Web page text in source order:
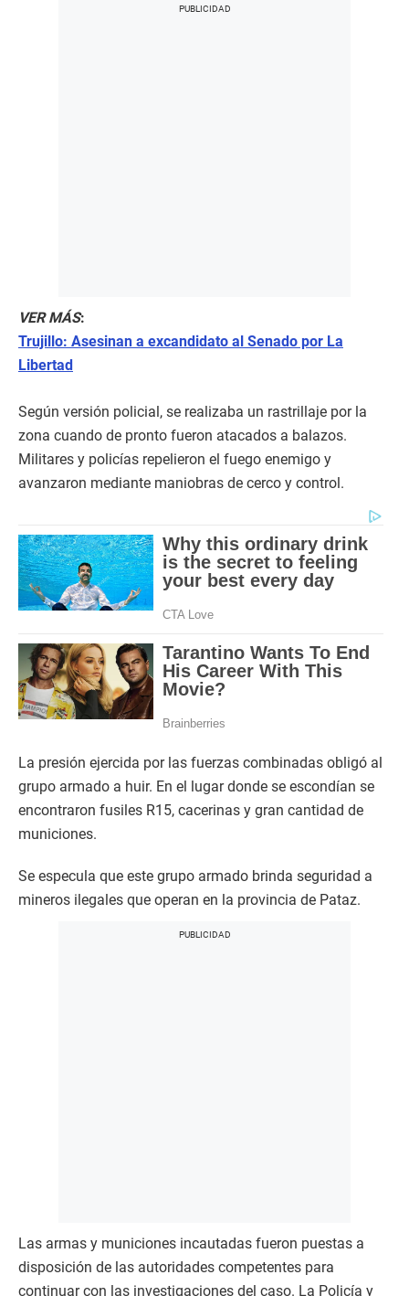
VER MÁS:
Trujillo: Asesinan a excandidato al Senado por La
Libertad
Según versión policial, se realizaba un rastrillaje por la
zona cuando de pronto fueron atacados a balazos.
Militares y policías repelieron el fuego enemigo y
avanzaron mediante maniobras de cerco y control.
La presión ejercida por las fuerzas combinadas obligó al
grupo armado a huir. En el lugar donde se escondían se
encontraron fusiles R15, cacerinas y gran cantidad de
municiones.
Se especula que este grupo armado brinda seguridad a
mineros ilegales que operan en la provincia de Pataz.
Las armas y municiones incautadas fueron puestas a
disposición de las autoridades competentes para
continuar con las investigaciones del caso. La Policía y